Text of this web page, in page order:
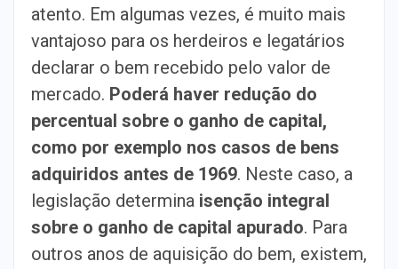
atento. Em algumas vezes, é muito mais
vantajoso para os herdeiros e legatários
declarar o bem recebido pelo valor de
mercado. Poderá haver redução do
percentual sobre o ganho de capital,
como por exemplo nos casos de bens
adquiridos antes de 1969. Neste caso, a
legislação determina isenção integral
sobre o ganho de capital apurado. Para
outros anos de aquisição do bem, existem,